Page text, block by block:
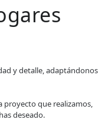
y detalle, adaptándonos
proyecto que realizamos,
deseado.